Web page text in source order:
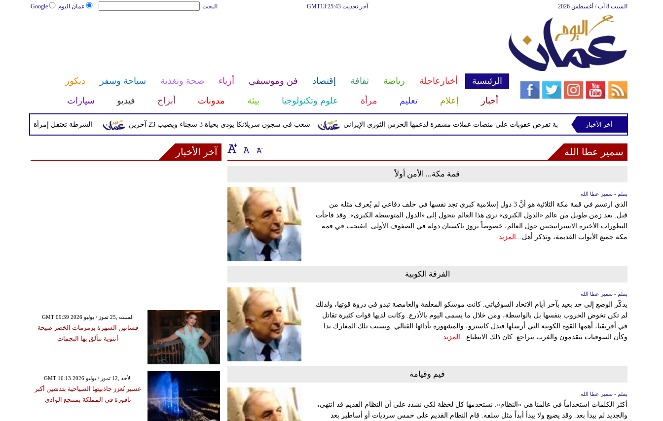
عمان اليوم Google البحث آخر تحديث GMT13:25:43 السبت 8 آب / أغسطس 2026
الرئيسية أخبارعاجلة رياضة ثقافة إقتصاد فن وموسيقى أزياء صحة وتغذية سياحة وسفر
ديكور
أخبار
إعلام تعليم مرأة علوم وتكنولوجيا بيئة مدونات أبراج فيديو سيارات
الشرطة تعتقل إمرأة تم القبض شغب في سجون سريلانكا يودي بحياة 3 سجناء ويصيب 23 آخرين الخزانة الأميركية تفرض عقوبات على منصات عملات مشفرة لدعمها الحرس الثوري الإيراني
أخر الأخبار
سمير عطا الله
قمة مكة... الأمن أولاً
بقلم - سمير عطا الله
الذي ارتسم في قمة مكة الثلاثية هو أنَّ 3 دول إسلامية كبرى تجد نفسها في حلف دفاعي لم يُعرف مثله من
قبل. بعد زمن طويل من عالم «الدول الكبرى» نرى هذا العالم يتحول إلى «الدول المتوسطة الكبرى». وقد فاجأت
التطورات الأخيرة الاستراتيجيين حول العالم، خصوصاً بروز باكستان دولة في الصفوف الأولى. انفتحت في قمة
مكة جميع الأبواب القديمة، وتذكر أهل... المزيد
الفرقة الكوبية
بقلم - سمير عطا الله
يذكّر الوضع إلى حد بعيد بآخر أيام الاتحاد السوفياتي. كانت موسكو المغلقة والغامضة تبدو في ذروة قوتها، ولذلك
لم تكن تخوض الحروب بنفسها بل بالواسطة، ومن خلال ما يسمى اليوم بالأذرع. وكانت لديها قوات كثيرة تقاتل
في أفريقيا، أهمها القوة الكوبية التي أرسلها فيدل كاسترو، والمشهورة بأدائها القتالي. وبسبب تلك المعارك بدا
وكأن السوفيات يتقدمون والغرب يتراجع. كان ذلك الانطباع... المزيد
قيم وقيامة
بقلم - سمير عطا الله
أكثر الكلمات استخداماً في عالمنا هي «النظام». نستخدمها كل لحظة لكي نشدد على أن النظام القديم قد انتهى،
والجديد لم يبدأ بعد. وقد يضيع ولا يبدأ أبداً مثل سلفه. قام النظام القديم على خمس سرديات أو أساطير بعد
آخر الأخبار
GMT 09:39 2026 السبت ,25 تموز / يوليو
فساتين السهرة بزمزمات الخصر صيحة
أنثوية تتألق بها النجمات
GMT 16:13 2026 الأحد ,12 تموز / يوليو
عسير تُعزز جاذبيتها السياحية بتدشين أكبر
نافورة في المملكة بمنتجع الوادي